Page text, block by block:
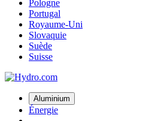
Pologne
Portugal
Royaume-Uni
Slovaquie
Suède
Suisse
Aluminium
Énergie